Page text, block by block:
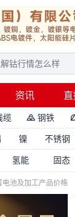
资讯
缆  钢铁
镍 不锈钢
氢能 固态
电池及加工产品价格